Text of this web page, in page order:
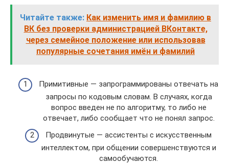
Читайте также: Как изменить имя и фамилию в
ВК без проверки администрацией ВКонтакте,
через семейное положение или использовав
популярные сочетания имён и фамилий
Примитивные — запрограммированы отвечать на
запросы по кодовым словам. В случаях, когда
вопрос введен не по алгоритму, то либо не
отвечает, либо сообщает что не понял запрос.
Продвинутые — ассистенты с искусственным
интеллектом, при общении совершенствуются и
самообучаются.